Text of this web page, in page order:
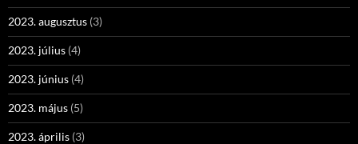
2023. augusztus (3)
2023. július (4)
2023. június (4)
2023. május (5)
2023. április (3)